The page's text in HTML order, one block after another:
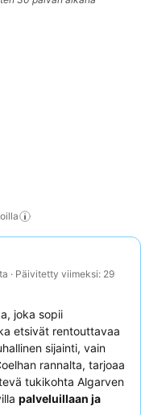
· Päivitetty viimeksi: 29
joka sopii
etsivät rentouttavaa
sijainti, vain
rannalta, tarjoaa
tukikohta Algarven
palveluillaan ja